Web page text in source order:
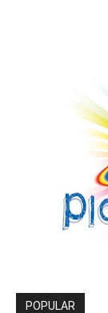
POPULAR